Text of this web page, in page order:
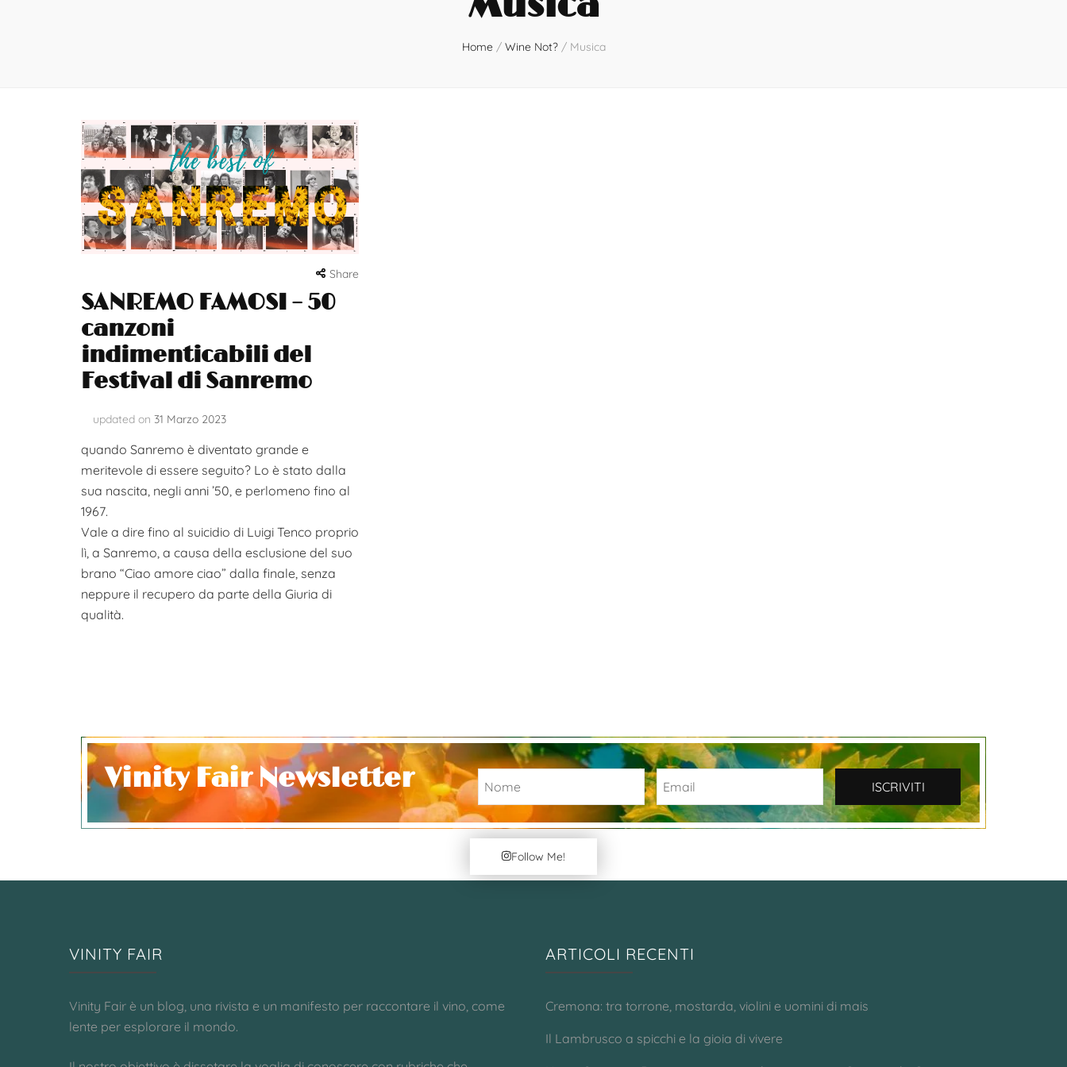
Home / Wine Not? / Musica
Share
SANREMO FAMOSI​ – 50
canzoni
indimenticabili del
Festival di Sanremo​
updated on 31 Marzo 2023
quando Sanremo è diventato grande e
meritevole di essere seguito? Lo è stato dalla
sua nascita, negli anni ’50, e perlomeno fino al
1967.
Vale a dire fino al suicidio di Luigi Tenco proprio
lì, a Sanremo, a causa della esclusione del suo
brano “Ciao amore ciao” dalla finale, senza
neppure il recupero da parte della Giuria di
qualità.
Vinity Fair Newsletter
Follow Me!
VINITY FAIR
Vinity Fair è un blog, una rivista e un manifesto per raccontare il vino, come
lente per esplorare il mondo.
ARTICOLI RECENTI
Cremona: tra torrone, mostarda, violini e uomini di mais
Il Lambrusco a spicchi e la gioia di vivere